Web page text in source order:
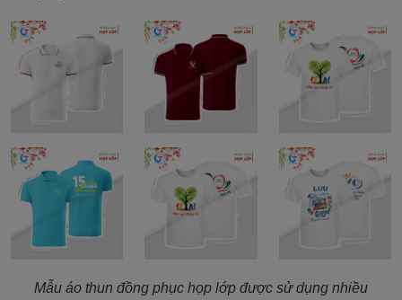
Mẫu áo thun đồng phục họp lớp được sử dụng nhiều